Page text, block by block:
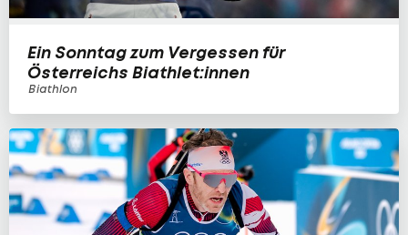
Ein Sonntag zum Vergessen für
Österreichs Biathlet:innen
Biathlon